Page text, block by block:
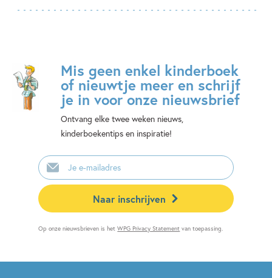
Mis geen enkel kinderboek
of nieuwtje meer en schrijf
je in voor onze nieuwsbrief
Ontvang elke twee weken nieuws,
kinderboekentips en inspiratie!
E-
mailadres
Naar inschrijven
Op onze nieuwsbrieven is hetWPG Privacy Statement van toepassing.